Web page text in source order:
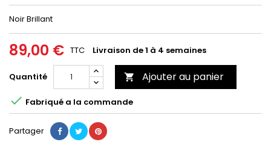
Noir Brillant
89,00 € TTC Livraison de 1 à 4 semaines
Quantité  Ajouter au panier
 Fabriqué a la commande
Partager